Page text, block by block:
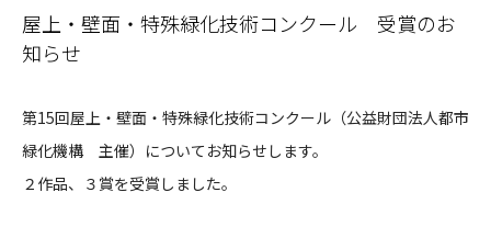
NEWS
CORPORATE
屋上・壁面・特殊緑化技術コンクール 受賞のお
知らせ
第15回屋上・壁面・特殊緑化技術コンクール（公益財団法人都市
緑化機構 主催）についてお知らせします。
２作品、３賞を受賞しました。